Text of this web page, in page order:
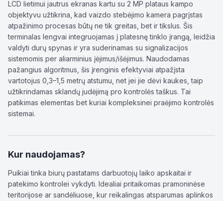
LCD lietimui jautrus ekranas kartu su 2 MP plataus kampo
objektyvu užtikrina, kad vaizdo stebėjimo kamera pagrįstas
atpažinimo procesas būtų ne tik greitas, bet ir tikslus. Šis
terminalas lengvai integruojamas į platesnę tinklo įrangą, leidžia
valdyti durų spynas ir yra suderinamas su signalizacijos
sistemomis per aliarminius įėjimus/išėjimus. Naudodamas
pažangius algoritmus, šis įrenginis efektyviai atpažįsta
vartotojus 0,3–1,5 metrų atstumu, net jei jie dėvi kaukes, taip
užtikrindamas sklandų judėjimą pro kontrolės taškus. Tai
patikimas elementas bet kuriai kompleksinei praėjimo kontrolės
sistemai.
Kur naudojamas?
Puikiai tinka biurų pastatams darbuotojų laiko apskaitai ir
patekimo kontrolei vykdyti. Idealiai pritaikomas pramoninėse
teritorijose ar sandėliuose, kur reikalingas atsparumas aplinkos